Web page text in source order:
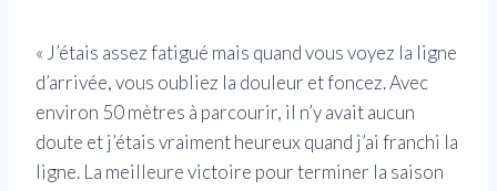
« J’étais assez fatigué mais quand vous voyez la ligne
d’arrivée, vous oubliez la douleur et foncez. Avec
environ 50 mètres à parcourir, il n’y avait aucun
doute et j’étais vraiment heureux quand j’ai franchi la
ligne. La meilleure victoire pour terminer la saison